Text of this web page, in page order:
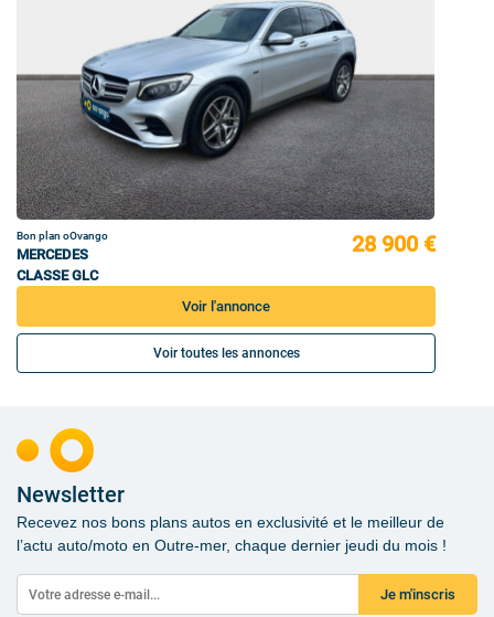
Bon plan oOvango
MERCEDES
CLASSE GLC
28 900 €
Voir l'annonce
Voir toutes les annonces
Newsletter
Recevez nos bons plans autos en exclusivité et le meilleur de
l’actu auto/moto en Outre-mer, chaque dernier jeudi du mois !
Je m'inscris